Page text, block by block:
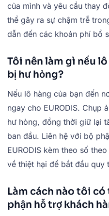
của mình và yêu cầu thay
thể gây ra sự chậm trễ
dẫn đến các khoản phí bổ
Tôi nên làm gì nếu
bị hư hỏng?
Nếu lô hàng của bạn đến
ngay cho EURODIS. Chụp
hư hỏng, đồng thời giữ lại
ban đầu. Liên hệ với bộ
EURODIS kèm theo số
về thiệt hại để bắt đầu quy
Làm cách nào tôi có
phận hỗ trợ khách